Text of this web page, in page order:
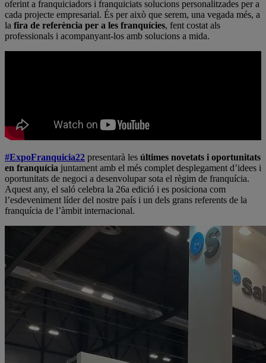
oferint a franquiciadors i franquiciats solucions personalitzades per a
cada projecte empresarial. És per això que serem, una vegada més, a
la fira de referència per a les franquícies, fent costat als
professionals i acompanyant-los amb solucions a mida.
#ExpoFranquicia22 presentarà les últimes novetats i oportunitats
en franquícia juntament amb el més complet desplegament d’idees i
oportunitats de negoci a desenvolupar sota el règim de franquícia.
Aquest any, el saló celebra la 26a edició i es posiciona com
l’esdeveniment líder del nostre país i un dels grans referents de la
franquícia de l’àmbit internacional.